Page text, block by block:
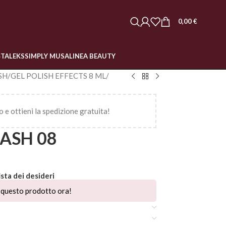
0,00€
SIMPLY MUSALINEA BEAUTY
/GEL POLISH EFFECTS 8 ML/
e ottieni la spedizione gratuita!
08
dei desideri
questo prodotto ora!